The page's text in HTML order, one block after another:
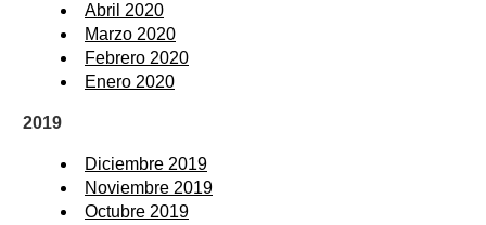
Abril 2020
Marzo 2020
Febrero 2020
Enero 2020
2019
Diciembre 2019
Noviembre 2019
Octubre 2019